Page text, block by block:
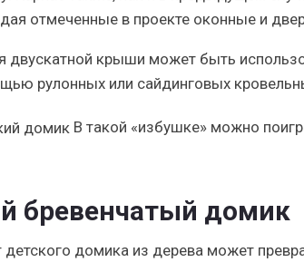
отмеченные в проекте оконные и
двускатной крыши может быть
рулонных или сайдинговых
В такой «избушке» можно
бревенчатый домик
детского домика из дерева может